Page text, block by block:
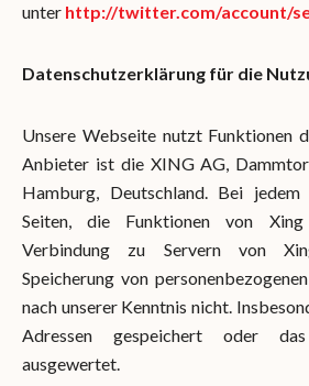
unter http://twitter.com/account/
Datenschutzerklärung für die
Unsere Webseite nutzt Funktionen
Anbieter ist die XING AG,
Hamburg, Deutschland. Bei
Seiten, die Funktionen von
Verbindung zu Servern von
Speicherung von
nach unserer Kenntnis nicht.
Adressen gespeichert oder das
ausgewertet.